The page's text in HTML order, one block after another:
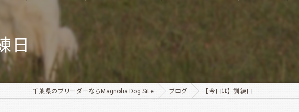
犬舎
日
千葉県のブリーダーならMagnolia Dog Site ブログ 【今日は】訓練日